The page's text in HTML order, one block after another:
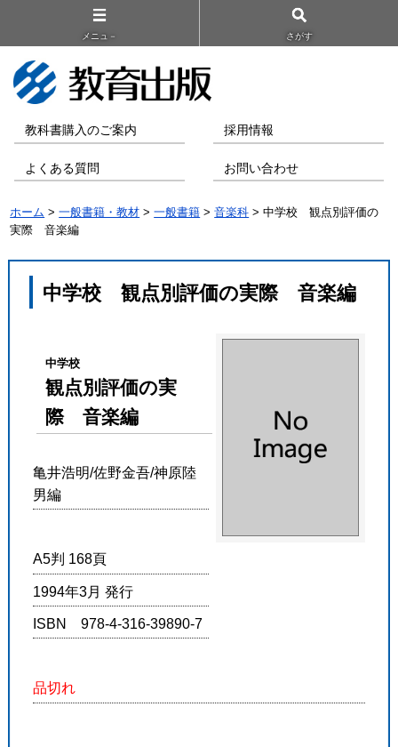
メニュ－ さがす
教科書購入のご案内 採用情報
よくある質問 お問い合わせ
ホーム >一般書籍・教材 >一般書籍 >音楽科 > 中学校 観点別評価の
実際 音楽編
中学校 観点別評価の実際 音楽編
中学校
観点別評価の実
際 音楽編
亀井浩明/佐野金吾/神原陸
男編
A5判 168頁
1994年3月 発行
ISBN 978-4-316-39890-7
品切れ